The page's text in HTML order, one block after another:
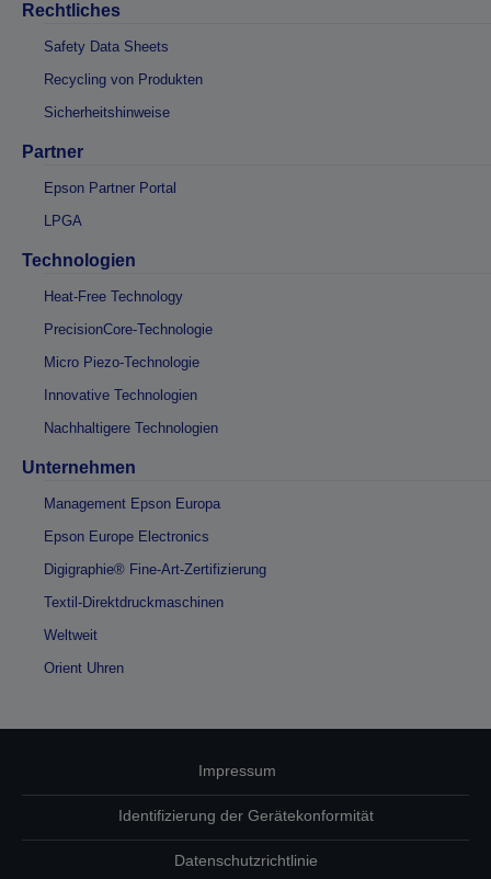
Rechtliches
Safety Data Sheets
Recycling von Produkten
Sicherheitshinweise
Partner
Epson Partner Portal
LPGA
Technologien
Heat-Free Technology
PrecisionCore-Technologie
Micro Piezo-Technologie
Innovative Technologien
Nachhaltigere Technologien
Unternehmen
Management Epson Europa
Epson Europe Electronics
Digigraphie® Fine-Art-Zertifizierung
Textil-Direktdruckmaschinen
Weltweit
Orient Uhren
Impressum
Identifizierung der Gerätekonformität
Datenschutzrichtlinie